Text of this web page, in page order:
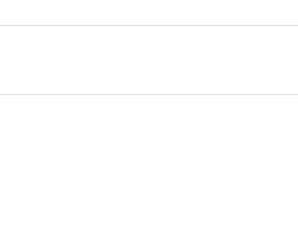
送料が1番安い方法で発送します